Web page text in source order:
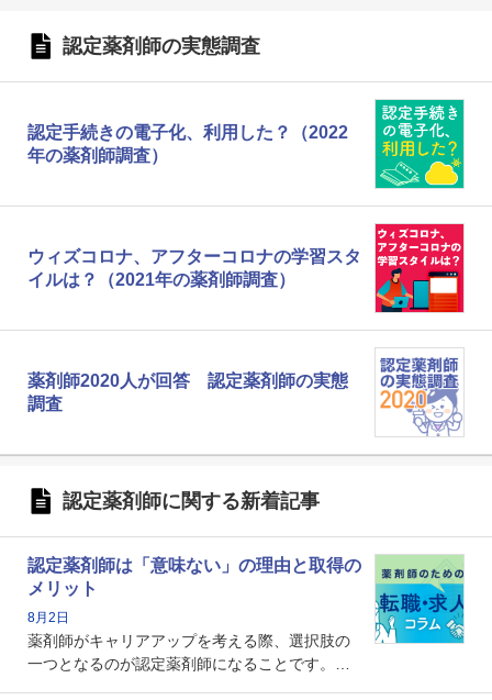
認定薬剤師の実態調査
認定手続きの電子化、利用した？（2022
年の薬剤師調査）
ウィズコロナ、アフターコロナの学習スタ
イルは？（2021年の薬剤師調査）
薬剤師2020人が回答 認定薬剤師の実態
調査
認定薬剤師に関する新着記事
認定薬剤師は「意味ない」の理由と取得の
メリット
8月2日
薬剤師がキャリアアップを考える際、選択肢の
一つとなるのが認定薬剤師になることです。し